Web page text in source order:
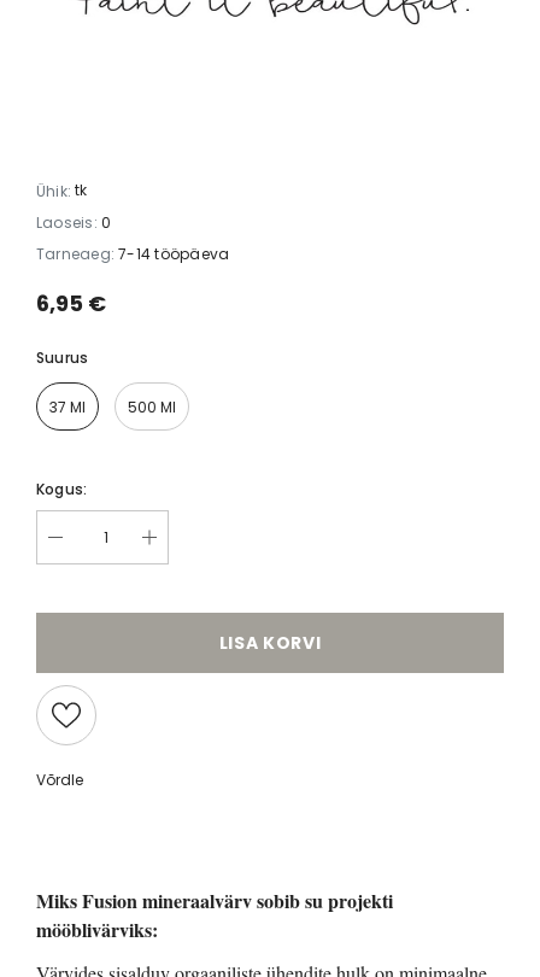
Ühik: tk
Laoseis: 0
Tarneaeg: 7-14 tööpäeva
6,95 €
Suurus
37 Ml 500 Ml
Kogus:
LISA KORVI
Võrdle
Miks Fusion mineraalvärv sobib su projekti
mööblivärviks: